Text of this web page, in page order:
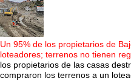
Un 95% de los propietarios de
loteadores; terrenos no tienen
los propietarios de las casas
compraron los terrenos a un